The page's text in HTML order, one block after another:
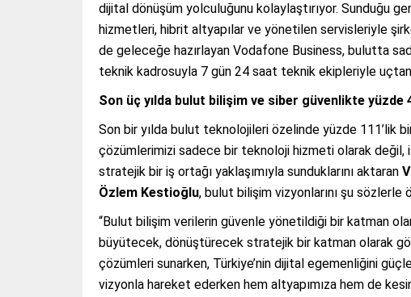
dijital dönüşüm yolculuğunu kolaylaştırıyor. Sunduğu
hizmetleri, hibrit altyapılar ve yönetilen servisleriyle
de geleceğe hazırlayan Vodafone Business, bulutta
teknik kadrosuyla 7 gün 24 saat teknik ekipleriyle
Son üç yılda bulut bilişim ve siber güvenlikte yüzde
Son bir yılda bulut teknolojileri özelinde yüzde 111’lik
çözümlerimizi sadece bir teknoloji hizmeti olarak değil,
stratejik bir iş ortağı yaklaşımıyla sunduklarını aktaran
Özlem Kestioğlu, bulut bilişim vizyonlarını şu sözlerle
“Bulut bilişim verilerin güvenle yönetildiği bir katman
büyütecek, dönüştürecek stratejik bir katman olarak
çözümleri sunarken, Türkiye’nin dijital egemenliğini
vizyonla hareket ederken hem altyapımıza hem de